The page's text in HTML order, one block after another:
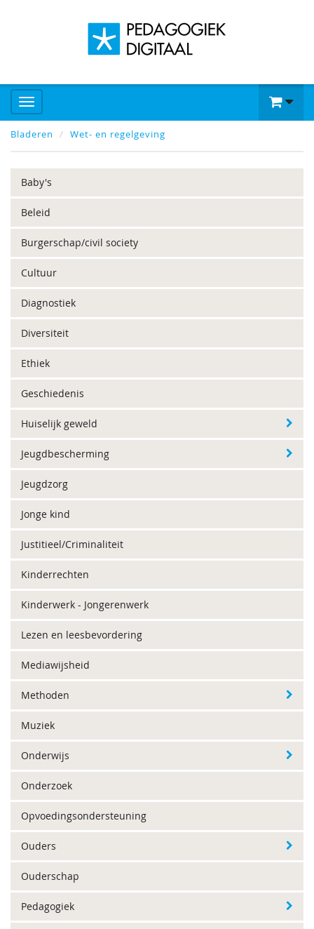
Bladeren Wet- en regelgeving
Baby's
Beleid
Burgerschap/civil society
Cultuur
Diagnostiek
Diversiteit
Ethiek
Geschiedenis
Huiselijk geweld
Jeugdbescherming
Jeugdzorg
Jonge kind
Justitieel/Criminaliteit
Kinderrechten
Kinderwerk - Jongerenwerk
Lezen en leesbevordering
Mediawijsheid
Methoden
Muziek
Onderwijs
Onderzoek
Opvoedingsondersteuning
Ouders
Ouderschap
Pedagogiek